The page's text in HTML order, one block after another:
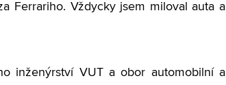
Ferrariho. Vždycky jsem miloval auta a
inženýrství VUT a obor automobilní a